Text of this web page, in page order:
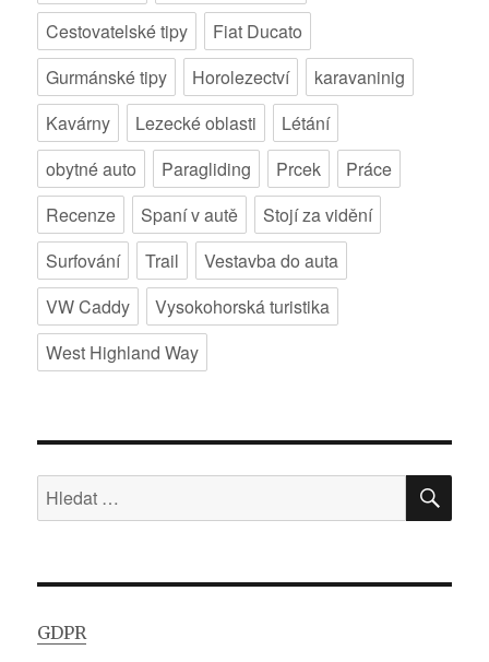
Cestovatelské tipy
Fiat Ducato
Gurmánské tipy
Horolezectví
karavaninig
Kavárny
Lezecké oblasti
Létání
obytné auto
Paragliding Prcek
Práce
Recenze
Spaní v autě
Stojí za vidění
Surfování
Trail
Vestavba do auta
VW Caddy
Vysokohorská turistika
West Highland Way
Hledat:
GDPR